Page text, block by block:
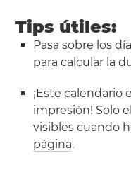
Tips útiles:
Pasa sobre los
para calcular la
¡Este calendario
impresión! Solo
visibles cuando
página.